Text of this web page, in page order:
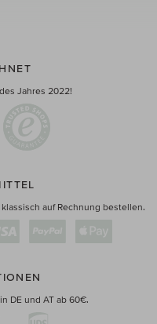
Jahres 2022!
auf Rechnung bestellen.
DE und AT ab 60€.